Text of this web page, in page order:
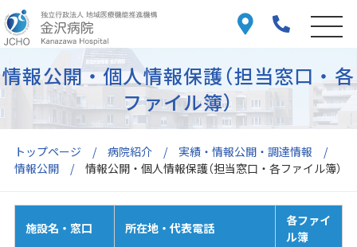
トップページ 病院紹介
実績・情報公開・調達情報
情報公開
情報公開・個人情報保護（担当窓口・各ファイル簿）
情報公開・個人情報保護（担当窓口・各
ファイル簿）
施設名・窓口 所在地・代表電話
各ファイ
ル簿